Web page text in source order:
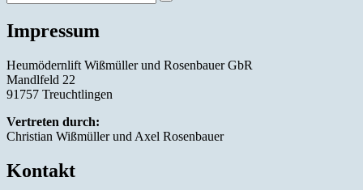
Impressum
Heumödernlift Wißmüller und Rosenbauer GbR
Mandlfeld 22
91757 Treuchtlingen
Vertreten durch:
Christian Wißmüller und Axel Rosenbauer
Kontakt